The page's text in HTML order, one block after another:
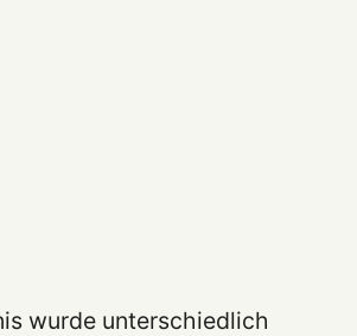
wurde unterschiedlich